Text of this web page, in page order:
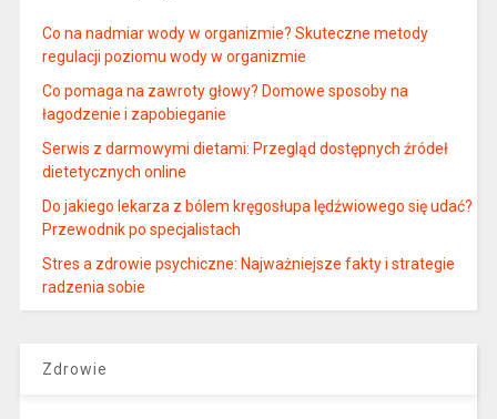
Co na nadmiar wody w organizmie? Skuteczne metody
regulacji poziomu wody w organizmie
Co pomaga na zawroty głowy? Domowe sposoby na
łagodzenie i zapobieganie
Serwis z darmowymi dietami: Przegląd dostępnych źródeł
dietetycznych online
Do jakiego lekarza z bólem kręgosłupa lędźwiowego się udać?
Przewodnik po specjalistach
Stres a zdrowie psychiczne: Najważniejsze fakty i strategie
radzenia sobie
Zdrowie